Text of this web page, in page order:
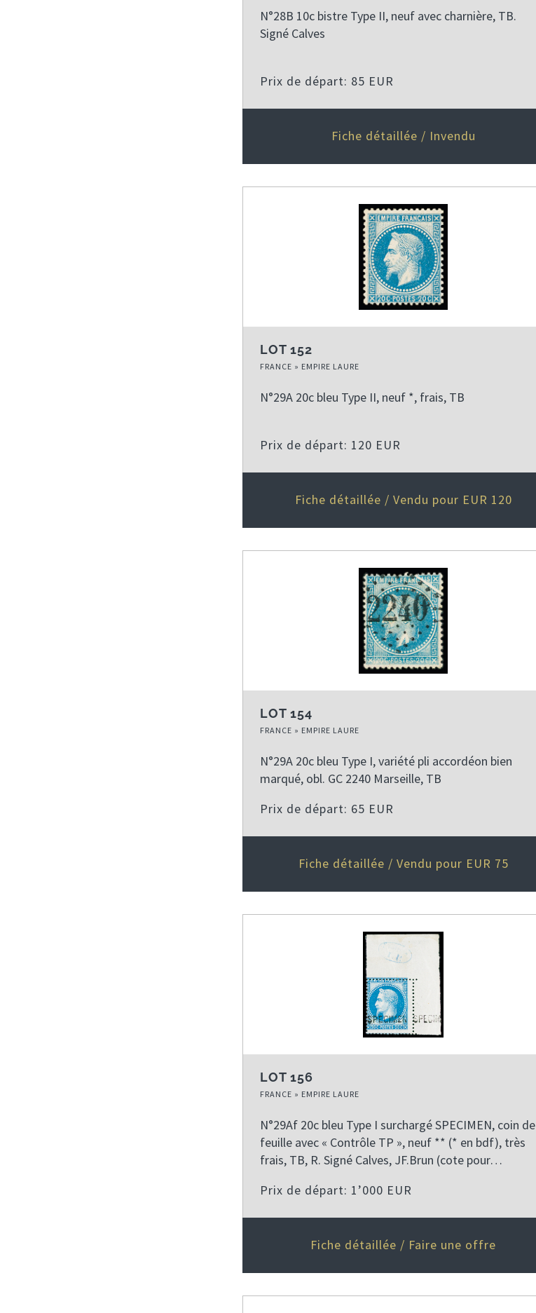
N°28B 10c bistre Type II, neuf avec charnière, TB.
Signé Calves
Prix de départ: 85 EUR
Fiche détaillée / Invendu
LOT 152
FRANCE » EMPIRE LAURE
N°29A 20c bleu Type II, neuf *, frais, TB
Prix de départ: 120 EUR
Fiche détaillée / Vendu pour EUR 120
LOT 154
FRANCE » EMPIRE LAURE
N°29A 20c bleu Type I, variété pli accordéon bien
marqué, obl. GC 2240 Marseille, TB
Prix de départ: 65 EUR
Fiche détaillée / Vendu pour EUR 75
LOT 156
FRANCE » EMPIRE LAURE
N°29Af 20c bleu Type I surchargé SPECIMEN, coin de
feuille avec « Contrôle TP », neuf ** (* en bdf), très
frais, TB, R. Signé Calves, JF.Brun (cote pour…
Prix de départ: 1’000 EUR
Fiche détaillée / Faire une offre